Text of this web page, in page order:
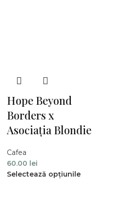
Hope Beyond
Borders x
Asociația Blondie
Cafea
60.00 lei
Selectează opțiunile